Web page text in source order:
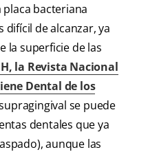
bacteriana
difícil de alcanzar, ya
la superficie de las
la Revista Nacional
Dental de los
se puede
dentales que ya
aunque las